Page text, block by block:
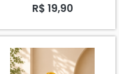
R$ 19,90